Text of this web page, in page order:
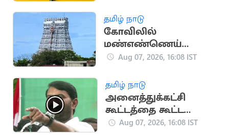
நேர்முகத் தேர்வு!
தமிழ் நாடு
கோவிலில்
மண்எண்ணெய்
ஊற்றி தீக்குளித்த
அதிர்ஷ்டவசமாக உயிர்
பிழைத்தார்
Aug 07, 2026, 16:08 IST
தமிழ் நாடு
அனைத்துக்கட்சி
கூட்டத்தை கூட்ட
வேண்டும்.. சீமான்
Aug 07, 2026, 16:08 IST